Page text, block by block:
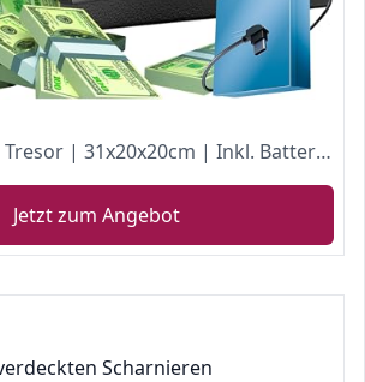
KESSER® Elektr. Tresor | 31x20x20cm | Inkl. Batteriebox | Elektronischer Safe | 3x Doppelbolzenverriegelung | Boden Wandtresor | Möbeltresor | Innenbeleuchtung | Panzerschran Zahlenschloss
Jetzt zum Angebot
Scharnieren